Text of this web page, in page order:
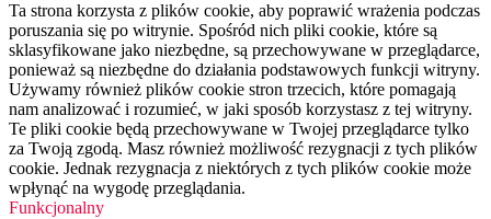
Ta strona korzysta z plików cookie, aby poprawić wrażenia podczas
poruszania się po witrynie. Spośród nich pliki cookie, które są
sklasyfikowane jako niezbędne, są przechowywane w przeglądarce,
ponieważ są niezbędne do działania podstawowych funkcji witryny.
Używamy również plików cookie stron trzecich, które pomagają
nam analizować i rozumieć, w jaki sposób korzystasz z tej witryny.
Te pliki cookie będą przechowywane w Twojej przeglądarce tylko
za Twoją zgodą. Masz również możliwość rezygnacji z tych plików
cookie. Jednak rezygnacja z niektórych z tych plików cookie może
wpłynąć na wygodę przeglądania.
Funkcjonalny